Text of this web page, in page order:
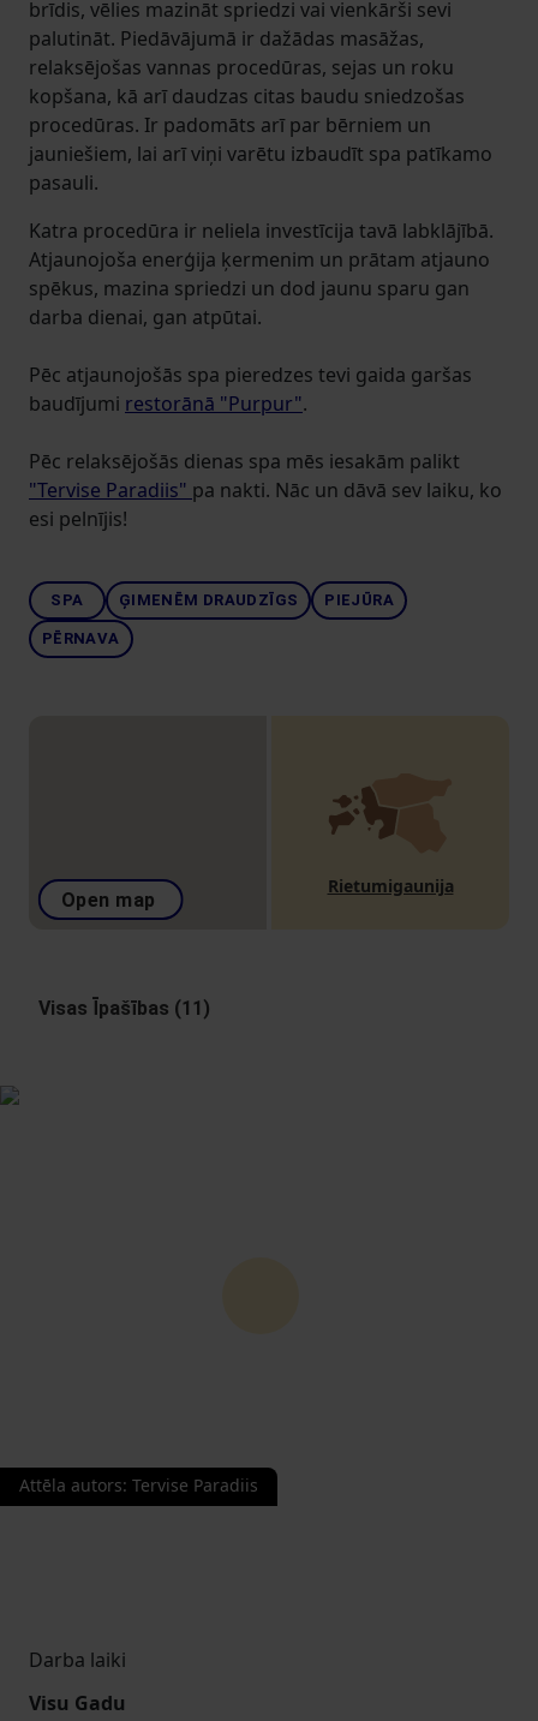
brīdis, vēlies mazināt spriedzi vai vienkārši sevi
palutināt. Piedāvājumā ir dažādas masāžas,
relaksējošas vannas procedūras, sejas un roku
kopšana, kā arī daudzas citas baudu sniedzošas
procedūras. Ir padomāts arī par bērniem un
jauniešiem, lai arī viņi varētu izbaudīt spa patīkamo
pasauli.
Katra procedūra ir neliela investīcija tavā labklājībā.
Atjaunojoša enerģija ķermenim un prātam atjauno
spēkus, mazina spriedzi un dod jaunu sparu gan
darba dienai, gan atpūtai.
Pēc atjaunojošās spa pieredzes tevi gaida garšas
baudījumi restorānā "Purpur".
Pēc relaksējošās dienas spa mēs iesakām palikt
"Tervise Paradiis" pa nakti. Nāc un dāvā sev laiku, ko
esi pelnījis!
SPA ĢIMENĒM DRAUDZĪGS PIEJŪRA
PĒRNAVA
Open map
Rietumigaunija
Visas Īpašības (11)
Attēla autors: Tervise Paradiis
Darba laiki
Visu Gadu